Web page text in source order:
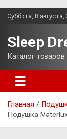
Перейти
Суббота, 8 августа,
Sleep
Каталог
Главная
Подушка